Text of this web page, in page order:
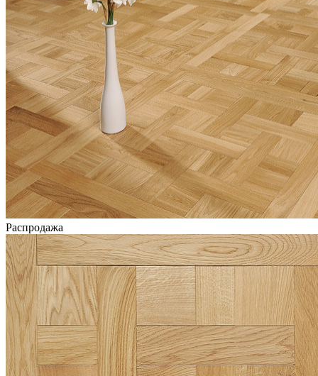
Распродажа